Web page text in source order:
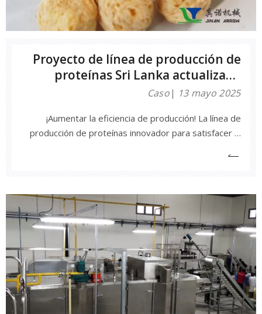
Proyecto de línea de producción de
proteínas Sri Lanka actualizado
nuevamente
Caso 13 mayo 2025
¡Aumentar la eficiencia de producción! La línea de
producción de proteínas innovador para satisfacer la
focal en la industria alimentaria. Nuestra empresa
estableció con éxito la línea de producción de
proteínas en Sri Lanka